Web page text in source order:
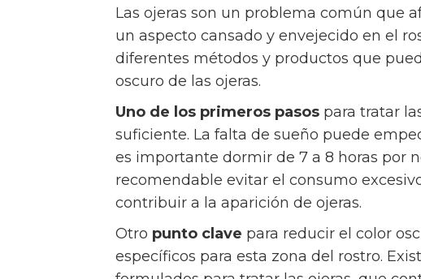
Las ojeras son un problema común que
un aspecto cansado y envejecido en el
diferentes métodos y productos que
oscuro de las ojeras.
Uno de los primeros pasos para tratar
suficiente. La falta de sueño puede
es importante dormir de 7 a 8 horas por
recomendable evitar el consumo
contribuir a la aparición de ojeras.
Otro punto clave para reducir el color
específicos para esta zona del rostro.